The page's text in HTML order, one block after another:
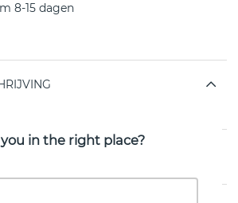
8-15 dagen
in the right place?